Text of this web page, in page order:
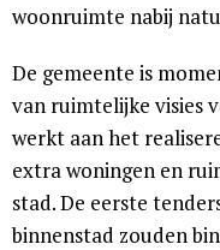
woonruimte nabij
De gemeente is
van ruimtelijke visies
werkt aan het
extra woningen en
stad. De eerste
binnenstad zouden